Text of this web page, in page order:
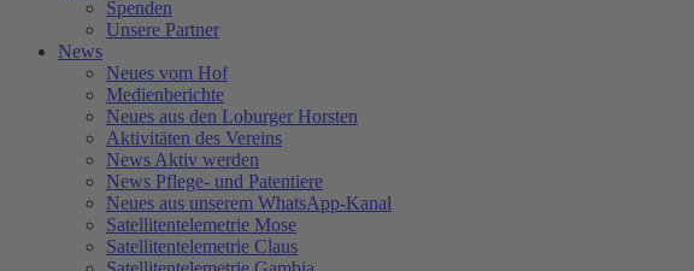
Spenden
Unsere Partner
News
Neues vom Hof
Medienberichte
Neues aus den Loburger Horsten
Aktivitäten des Vereins
News Aktiv werden
News Pflege- und Patentiere
Neues aus unserem WhatsApp-Kanal
Satellitentelemetrie Mose
Satellitentelemetrie Claus